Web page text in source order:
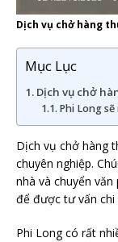
Dịch vụ chở hàng
Mục Lục
Dịch vụ chở
Phi Long
Dịch vụ chở hàng
chuyên nghiệp.
nhà và chuyển
để được tư vấn chi
Phi Long có rất